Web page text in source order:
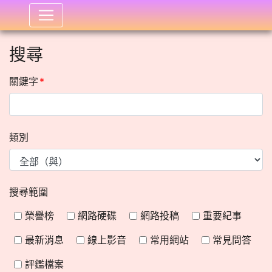
:::
搜尋
關鍵字 *
類別
搜尋範圍
榮譽榜
網路硬碟 網路投稿
重要紀事
最新消息
線上影音 常用網站
常見問答
評鑑檔案